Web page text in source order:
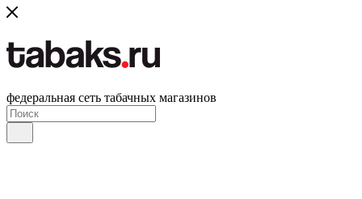
федеральная сеть табачных магазинов